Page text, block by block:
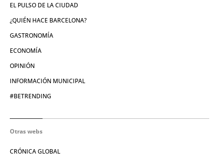
EL PULSO DE LA CIUDAD
¿QUIÉN HACE BARCELONA?
GASTRONOMÍA
ECONOMÍA
OPINIÓN
INFORMACIÓN MUNICIPAL
#BETRENDING
Otras webs
CRÓNICA GLOBAL